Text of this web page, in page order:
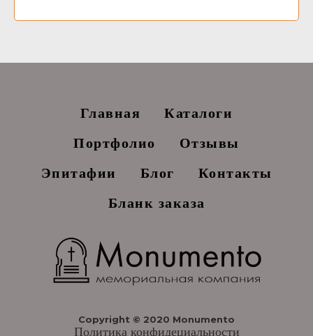
Главная
Каталоги
Портфолио
Отзывы
Эпитафии
Блог
Контакты
Бланк заказа
Copyright © 2020 Monumento
Политика конфидециальности